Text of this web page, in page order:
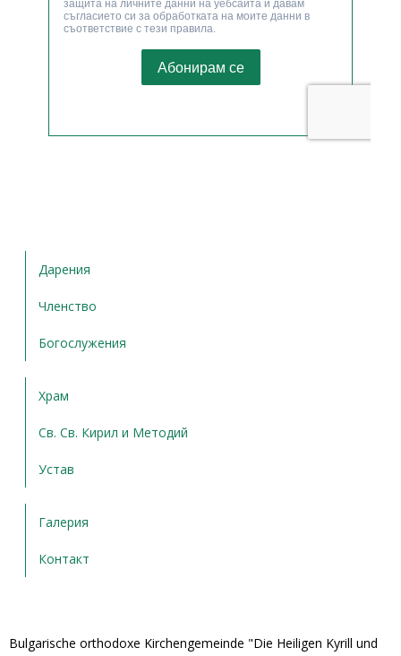
Дарения
Членство
Богослужения
Храм
Св. Св. Кирил и Методий
Устав
Галерия
Контакт
Bulgarische orthodoxe Kirchengemeinde "Die Heiligen Kyrill und